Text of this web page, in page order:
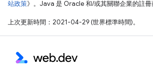
站政策》。Java 是 Oracle 和/或其關聯企業的註冊
上次更新時間：2021-04-29 (世界標準時間)。